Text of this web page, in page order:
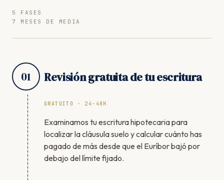
5 FASES
7 MESES DE MEDIA
01 Revisión gratuita de tu escritura
GRATUITO · 24-48H
Examinamos tu escritura hipotecaria para
localizar la cláusula suelo y calcular cuánto has
pagado de más desde que el Euríbor bajó por
debajo del límite fijado.